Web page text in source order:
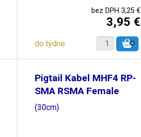
bez DPH 3,25 €
3,95 €
do týdne
Pigtail Kabel MHF4 RP-
SMA RSMA Female
(30cm)